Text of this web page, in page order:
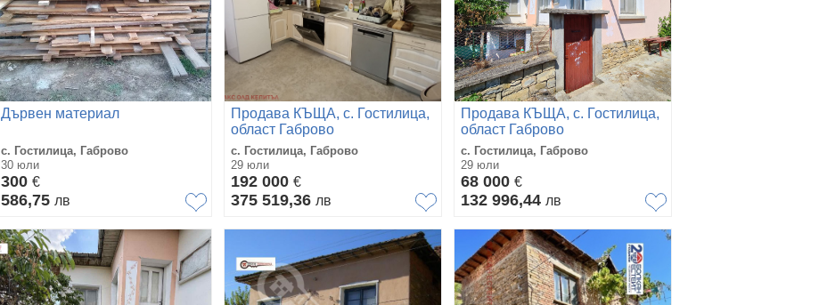
Дървен материал
с. Гостилица, Габрово
30 юли
300 €
586,75 лв
Продава КЪЩА, с. Гостилица,
област Габрово
с. Гостилица, Габрово
29 юли
192 000 €
375 519,36 лв
Продава КЪЩА, с. Гостилица,
област Габрово
с. Гостилица, Габрово
29 юли
68 000 €
132 996,44 лв